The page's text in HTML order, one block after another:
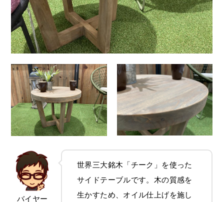
バイヤー
世界三大銘木「チーク」を使った
サイドテーブルです。木の質感を
生かすため、オイル仕上げを施し